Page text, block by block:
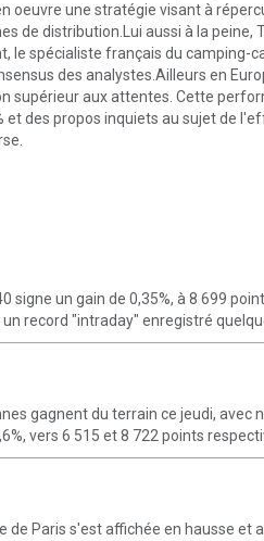
oeuvre une stratégie visant à
de distribution.Lui aussi à la peine,
le spécialiste français du camping-
des analystes.Ailleurs en
supérieur aux attentes. Cette
et des propos inquiets au sujet de
signe un gain de 0,35%, à 8 699
record "intraday" enregistré
gagnent du terrain ce jeudi, avec
vers 6 515 et 8 722 points
Paris s'est affichée en hausse et